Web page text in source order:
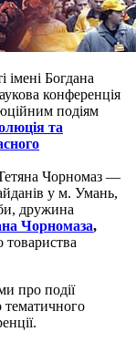
імені Богдана
конференція
подіям
та
Чорномаз —
у м. Умань,
дружина
Чорномаза,
про події
тематичного